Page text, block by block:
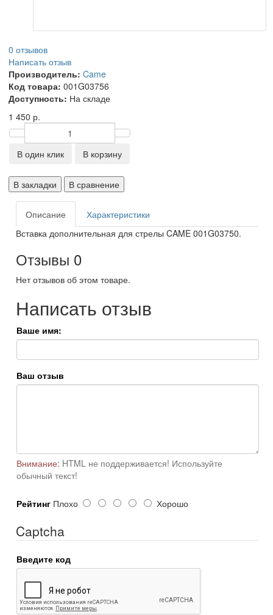
0 отзывов
Написать отзыв
Производитель: Came
Код товара: 001G03756
Доступность: На складе
1 450 р.
В один клик В корзину
В закладки В сравнение
Описание
Характеристики
Вставка дополнительная для стрелы CAME 001G03750.
Отзывы 0
Нет отзывов об этом товаре.
Написать отзыв
Ваше имя:
Ваш отзыв
Внимание: HTML не поддерживается! Используйте
обычный текст!
Рейтинг Плохо Хорошо
Captcha
Введите код